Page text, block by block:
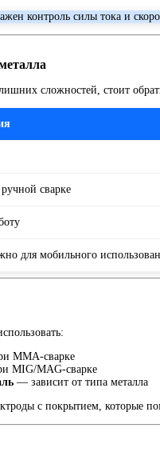
контроль силы тока и
сложностей, стоит
сварке
для мобильного
MMA-сварке
MIG/MAG-сварке
— зависит от типа металла
с покрытием, которые